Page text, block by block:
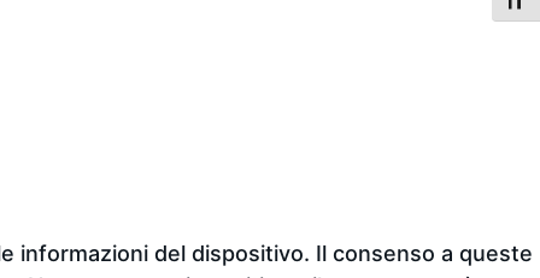
informazioni del dispositivo. Il consenso a queste